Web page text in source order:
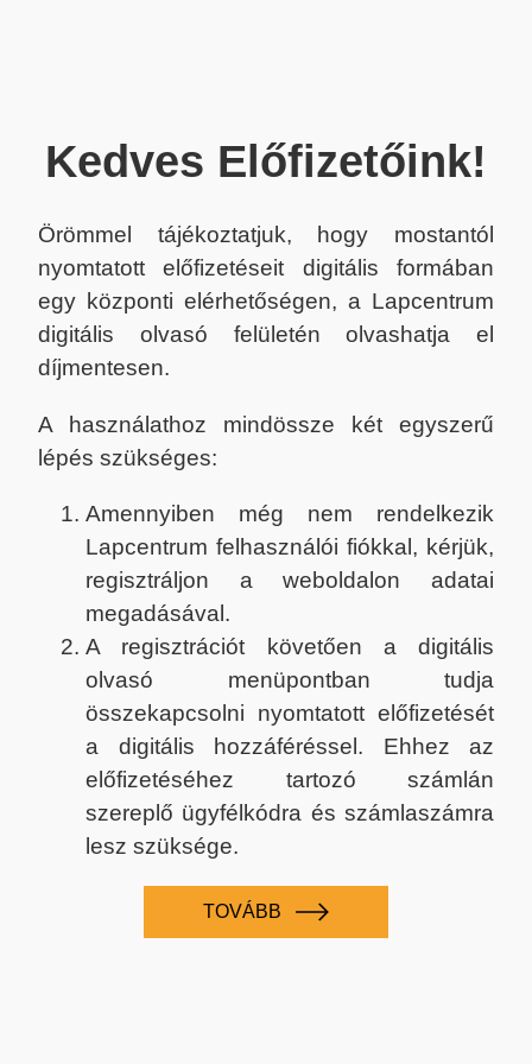
Kedves Előfizetőink!
Örömmel tájékoztatjuk, hogy mostantól
nyomtatott előfizetéseit digitális formában
egy központi elérhetőségen, a Lapcentrum
digitális olvasó felületén olvashatja el
díjmentesen.
A használathoz mindössze két egyszerű
lépés szükséges:
Amennyiben még nem rendelkezik
Lapcentrum felhasználói fiókkal, kérjük,
regisztráljon a weboldalon adatai
megadásával.
A regisztrációt követően a digitális
olvasó menüpontban tudja
összekapcsolni nyomtatott előfizetését
a digitális hozzáféréssel. Ehhez az
előfizetéséhez tartozó számlán
szereplő ügyfélkódra és számlaszámra
lesz szüksége.
TOVÁBB